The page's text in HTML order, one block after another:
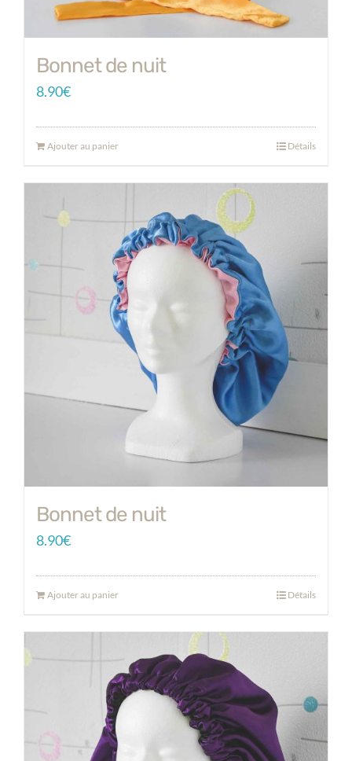
Bonnet de nuit
8.90€
Ajouter au panier Détails
Bonnet de nuit
8.90€
Ajouter au panier Détails